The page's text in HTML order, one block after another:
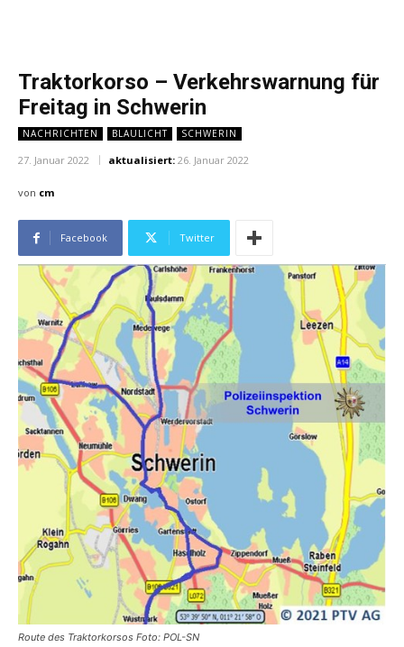
Traktorkorso – Verkehrswarnung für
Freitag in Schwerin
NACHRICHTEN BLAULICHT SCHWERIN
27. Januar 2022 aktualisiert: 26. Januar 2022
von cm
Facebook Twitter
Route des Traktorkorsos Foto: POL-SN